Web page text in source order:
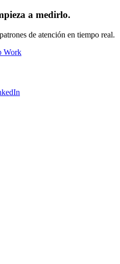
a medirlo.
de atención en tiempo real.
Work